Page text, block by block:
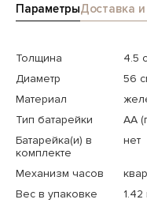
ПараметрыДоставка
Толщина
4.5
Диаметр
56
Материал
Тип батарейки
АА
Батарейка(и) в
комплекте
нет
Механизм часов
Вес в упаковке
1.42